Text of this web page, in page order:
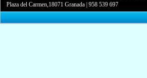
Plaza del Carmen,18071 Granada |958 539 697